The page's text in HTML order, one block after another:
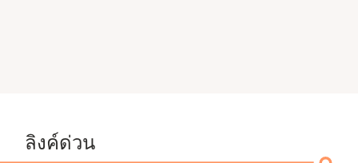
ลิงค์ด่วน